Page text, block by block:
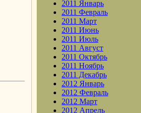
2011 Январь
2011 Февраль
2011 Март
2011 Июнь
2011 Июль
2011 Август
2011 Октябрь
2011 Ноябрь
2011 Декабрь
2012 Январь
2012 Февраль
2012 Март
2012 Апрель